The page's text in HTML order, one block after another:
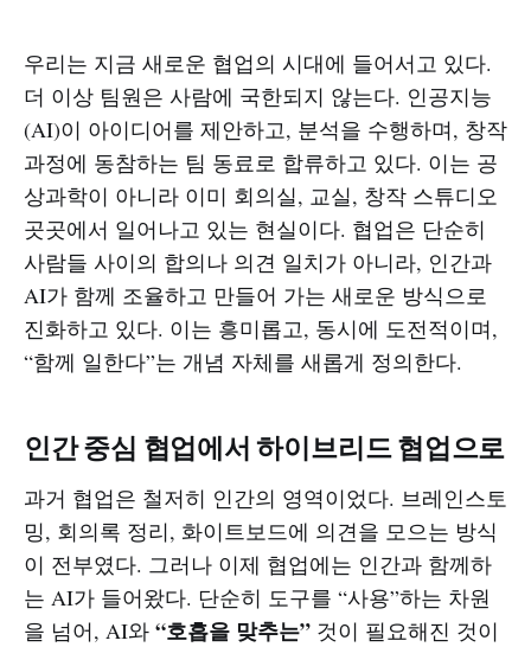
우리는 지금 새로운 협업의 시대에 들어서고 있다.
더 이상 팀원은 사람에 국한되지 않는다. 인공지능
(AI)이 아이디어를 제안하고, 분석을 수행하며, 창작
과정에 동참하는 팀 동료로 합류하고 있다. 이는 공
상과학이 아니라 이미 회의실, 교실, 창작 스튜디오
곳곳에서 일어나고 있는 현실이다. 협업은 단순히
사람들 사이의 합의나 의견 일치가 아니라, 인간과
AI가 함께 조율하고 만들어 가는 새로운 방식으로
진화하고 있다. 이는 흥미롭고, 동시에 도전적이며,
“함께 일한다”는 개념 자체를 새롭게 정의한다.
인간 중심 협업에서 하이브리드 협업으로
과거 협업은 철저히 인간의 영역이었다. 브레인스토
밍, 회의록 정리, 화이트보드에 의견을 모으는 방식
이 전부였다. 그러나 이제 협업에는 인간과 함께하
는 AI가 들어왔다. 단순히 도구를 “사용”하는 차원
을 넘어, AI와 “호흡을 맞추는” 것이 필요해진 것이